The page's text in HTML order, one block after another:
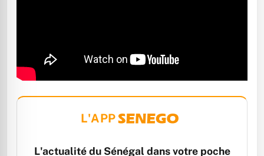
L'APP
L'actualité du Sénégal dans votre poche